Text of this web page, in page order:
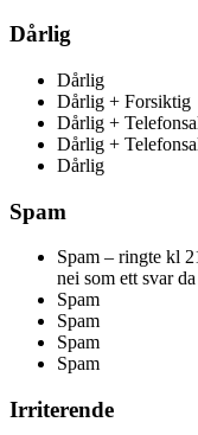
Dårlig
Dårlig
Dårlig + Forsiktig
Dårlig +
Dårlig +
Dårlig
Spam
Spam – ringte kl
nei som ett svar
Spam
Spam
Spam
Spam
Irriterende